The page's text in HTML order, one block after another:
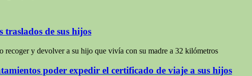
traslados de sus hijos
recoger y devolver a su hijo que vivía con su madre a 32 kilómetros
poder expedir el certificado de viaje a sus hijos